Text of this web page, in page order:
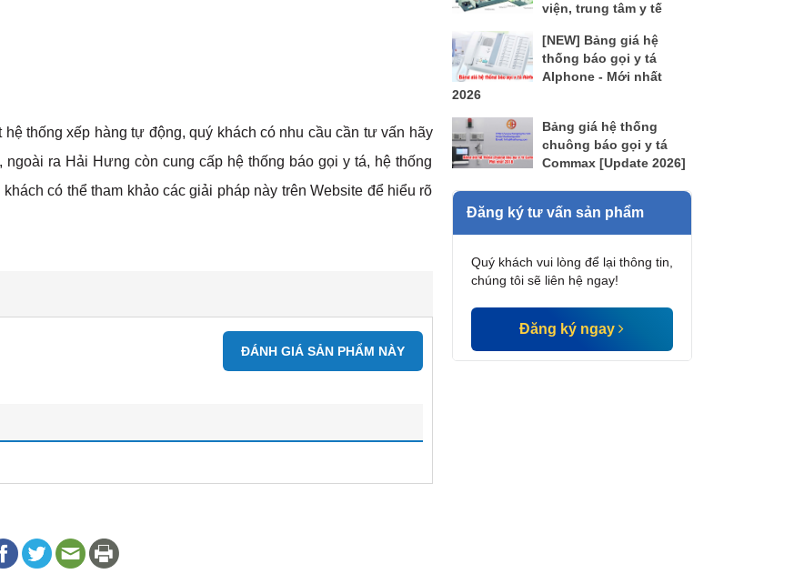
thống xếp hàng tự động, quý khách có nhu cầu cần tư vấn hãy
ra Hải Hưng còn cung cấp hệ thống báo gọi y tá, hệ thống
có thể tham khảo các giải pháp này trên Website để hiểu rõ
ĐÁNH GIÁ SẢN PHẨM NÀY
viện, trung tâm y tế
[NEW] Bảng giá hệ
thống báo gọi y tá
AIphone - Mới nhất
2026
Bảng giá hệ thống
chuông báo gọi y tá
Commax [Update 2026]
Đăng ký tư vấn sản phẩm
Quý khách vui lòng để lại thông tin,
chúng tôi sẽ liên hệ ngay!
Đăng ký ngay